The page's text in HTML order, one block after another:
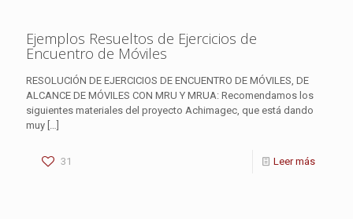
Ejemplos Resueltos de Ejercicios de
Encuentro de Móviles
RESOLUCIÓN DE EJERCICIOS DE ENCUENTRO DE MÓVILES, DE
ALCANCE DE MÓVILES CON MRU Y MRUA: Recomendamos los
siguientes materiales del proyecto Achimagec, que está dando
muy […]
31 Leer más